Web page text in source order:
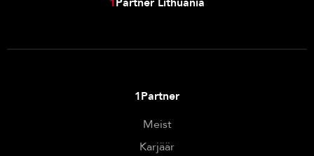
1Partner
Meist
Karjäär